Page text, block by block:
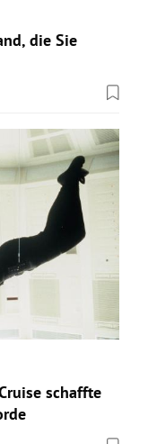
die Sie
schaffte